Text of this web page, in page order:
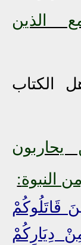
الذين
الكتاب
يحاربون
النبوة:
قَاتَلُوكُمْ
دِيَارِكُمْ